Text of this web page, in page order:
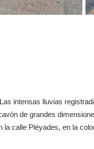
intensas lluvias
de grandes
la calle Pléyades, en la